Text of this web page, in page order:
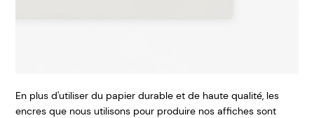
En plus d'utiliser du papier durable et de haute qualité, les
encres que nous utilisons pour produire nos affiches sont